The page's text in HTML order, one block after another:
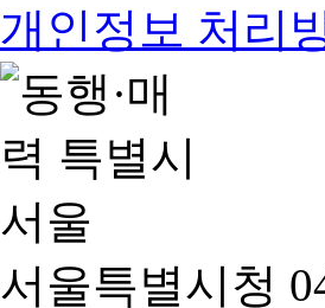
개인정보 처리
서울특별시청